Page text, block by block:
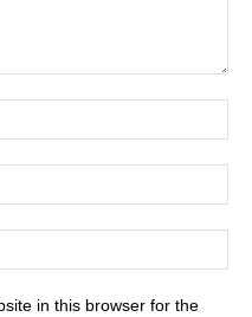
in this browser for the